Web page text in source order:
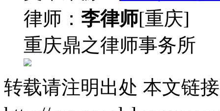
律师： 李律师[重庆]
重庆鼎之律师事务所
转载请注明出处 本文链